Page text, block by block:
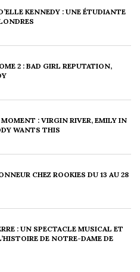
KENNEDY : UNE ÉTUDIANTE
2 : BAD GIRL REPUTATION,
MOMENT : VIRGIN RIVER, EMILY IN
WANTS THIS
CHEZ ROOKIES DU 13 AU 28
: UN SPECTACLE MUSICAL ET
DE NOTRE-DAME DE